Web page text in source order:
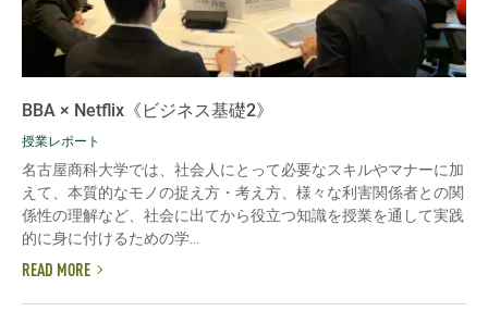
BBA × Netflix《ビジネス基礎2》
授業レポート
名古屋商科大学では、社会人にとって必要なスキルやマナーに加
えて、本質的なモノの捉え方・考え方、様々な利害関係者との関
係性の理解など、社会に出てから役立つ知識を授業を通して実践
的に身に付けるための学...
READ MORE